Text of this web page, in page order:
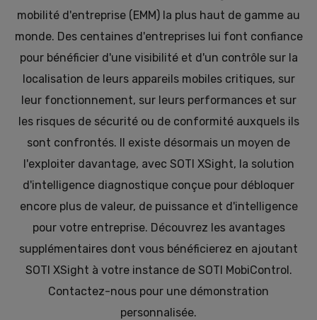
mobilité d'entreprise (EMM) la plus haut de gamme au
monde. Des centaines d'entreprises lui font confiance
pour bénéficier d'une visibilité et d'un contrôle sur la
localisation de leurs appareils mobiles critiques, sur
leur fonctionnement, sur leurs performances et sur
les risques de sécurité ou de conformité auxquels ils
sont confrontés. Il existe désormais un moyen de
l'exploiter davantage, avec SOTI XSight, la solution
d'intelligence diagnostique conçue pour débloquer
encore plus de valeur, de puissance et d'intelligence
pour votre entreprise. Découvrez les avantages
supplémentaires dont vous bénéficierez en ajoutant
SOTI XSight à votre instance de SOTI MobiControl.
Contactez-nous pour une démonstration
personnalisée.